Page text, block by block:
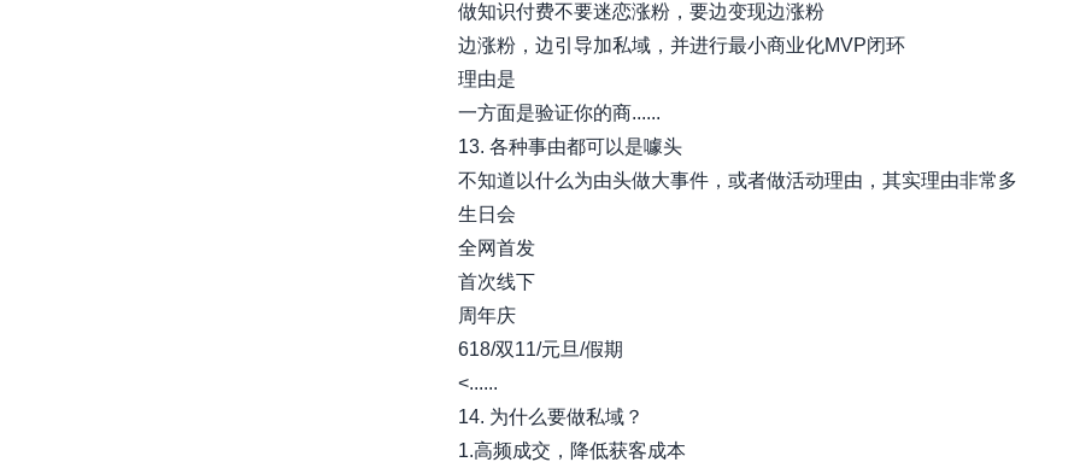
做知识付费不要迷恋涨粉，要边变现边涨粉
边涨粉，边引导加私域，并进行最小商业化MVP闭环
理由是
一方面是验证你的商......
13. 各种事由都可以是噱头
不知道以什么为由头做大事件，或者做活动理由，其实理由非常多
生日会
全网首发
首次线下
周年庆
618/双11/元旦/假期
<......
14. 为什么要做私域？
1.高频成交，降低获客成本